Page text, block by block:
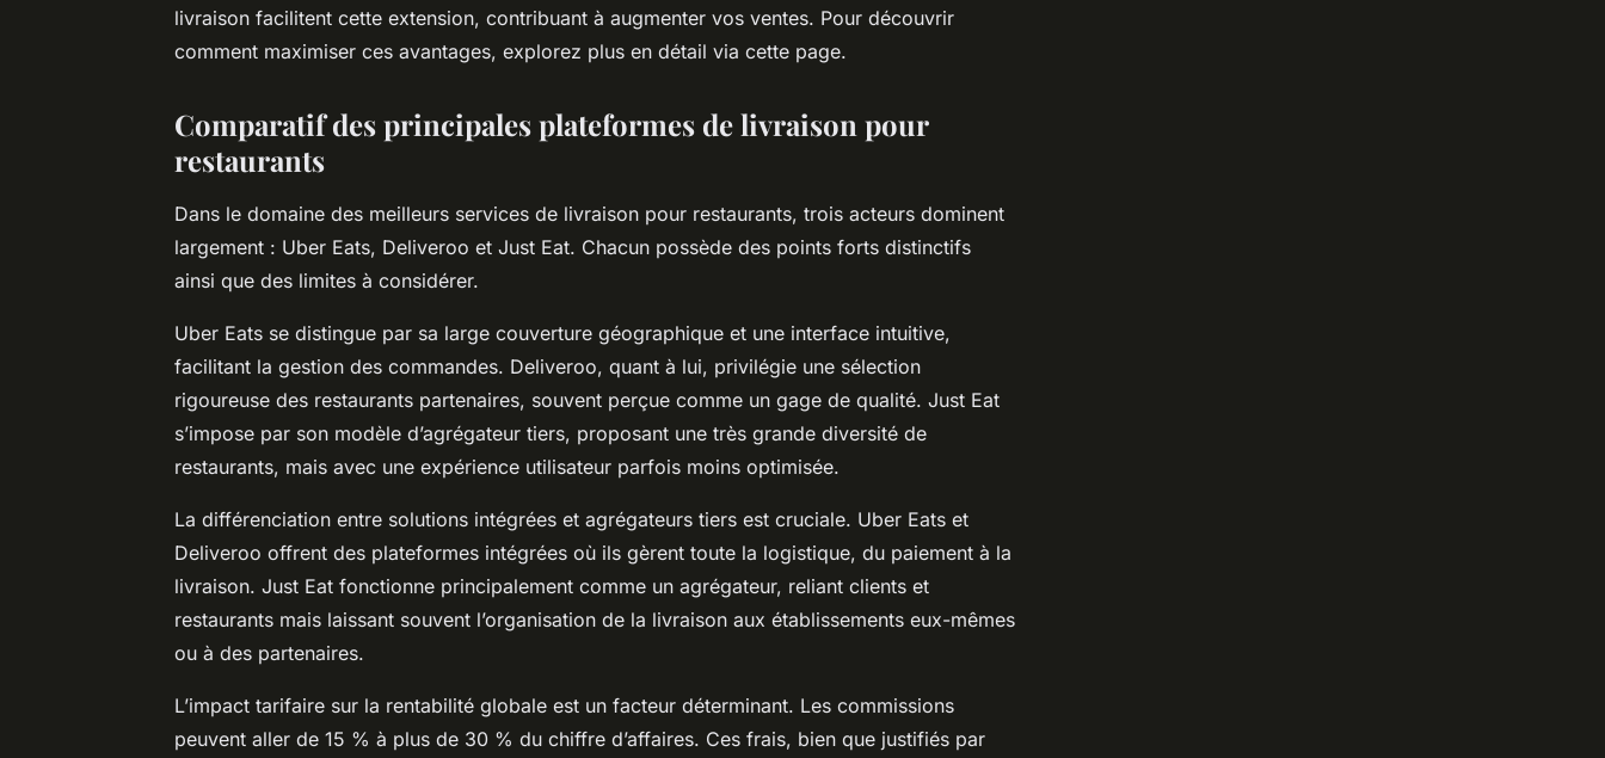
livraison facilitent cette extension, contribuant à augmenter vos ventes. Pour découvrir
comment maximiser ces avantages, explorez plus en détail via cette page.
Comparatif des principales plateformes de livraison pour
restaurants
Dans le domaine des meilleurs services de livraison pour restaurants, trois acteurs dominent
largement : Uber Eats, Deliveroo et Just Eat. Chacun possède des points forts distinctifs
ainsi que des limites à considérer.
Uber Eats se distingue par sa large couverture géographique et une interface intuitive,
facilitant la gestion des commandes. Deliveroo, quant à lui, privilégie une sélection
rigoureuse des restaurants partenaires, souvent perçue comme un gage de qualité. Just Eat
s’impose par son modèle d’agrégateur tiers, proposant une très grande diversité de
restaurants, mais avec une expérience utilisateur parfois moins optimisée.
La différenciation entre solutions intégrées et agrégateurs tiers est cruciale. Uber Eats et
Deliveroo offrent des plateformes intégrées où ils gèrent toute la logistique, du paiement à la
livraison. Just Eat fonctionne principalement comme un agrégateur, reliant clients et
restaurants mais laissant souvent l’organisation de la livraison aux établissements eux-mêmes
ou à des partenaires.
L’impact tarifaire sur la rentabilité globale est un facteur déterminant. Les commissions
peuvent aller de 15 % à plus de 30 % du chiffre d’affaires. Ces frais, bien que justifiés par